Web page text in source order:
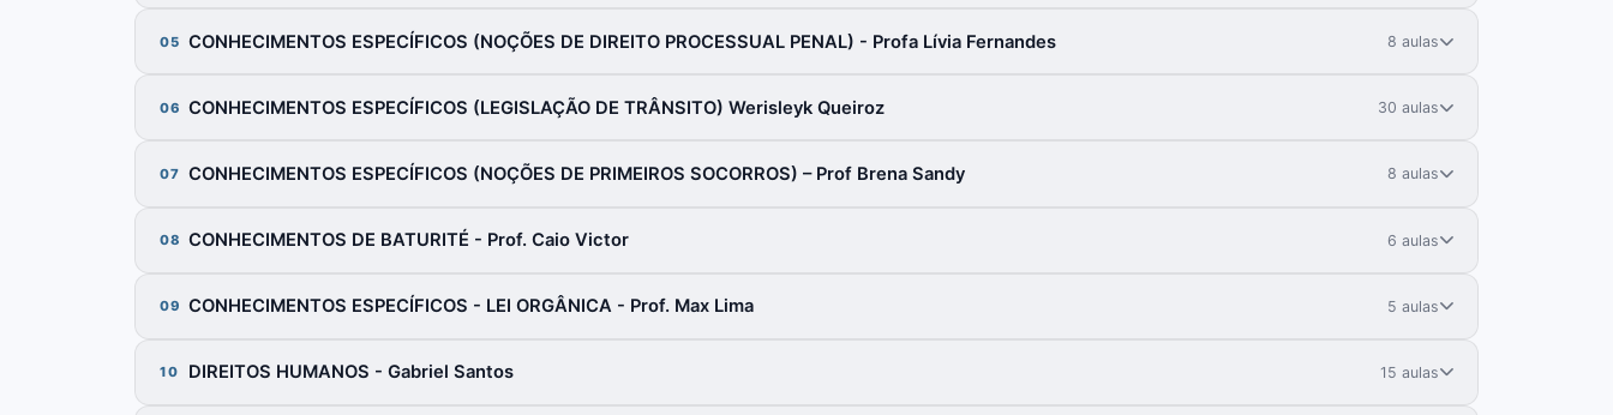
05 CONHECIMENTOS ESPECÍFICOS (NOÇÕES DE DIREITO PROCESSUAL PENAL) - Profa Lívia Fernandes 8 aulas
06 CONHECIMENTOS ESPECÍFICOS (LEGISLAÇÃO DE TRÂNSITO) Werisleyk Queiroz 30 aulas
07 CONHECIMENTOS ESPECÍFICOS (NOÇÕES DE PRIMEIROS SOCORROS) – Prof Brena Sandy 8 aulas
08 CONHECIMENTOS DE BATURITÉ - Prof. Caio Victor 6 aulas
09 CONHECIMENTOS ESPECÍFICOS - LEI ORGÂNICA - Prof. Max Lima 5 aulas
10 DIREITOS HUMANOS - Gabriel Santos 15 aulas